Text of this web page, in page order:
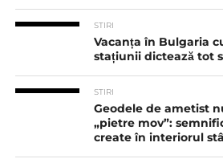
STIRI
Vacanța în Bulgaria
stațiunii dictează tot
STIRI
Geodele de ametist
„pietre mov”:
create în interiorul